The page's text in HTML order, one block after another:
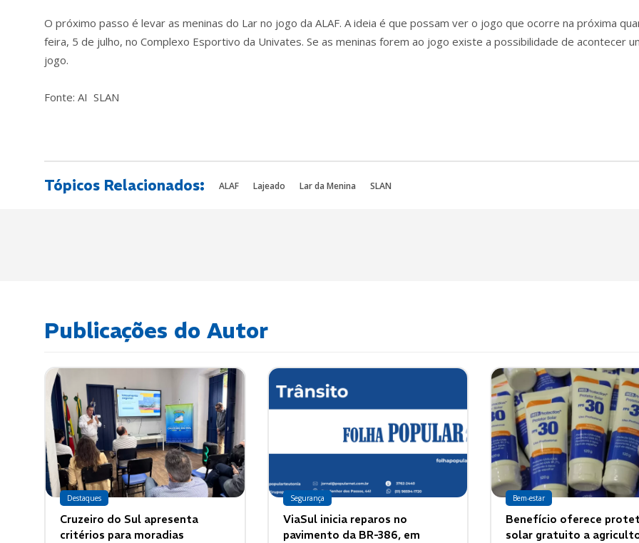
O próximo passo é levar as meninas do Lar no jogo da ALAF. A ideia é que possam ver o jogo que ocorre na próxima
feira, 5 de julho, no Complexo Esportivo da Univates. Se as meninas forem ao jogo existe a possibilidade de acontecer
jogo.
Fonte: AI SLAN
Tópicos Relacionados: ALAF Lajeado Lar da Menina SLAN
Publicações do Autor
Destaques
Cruzeiro do Sul apresenta
critérios para moradias
Segurança
ViaSul inicia reparos no
pavimento da BR-386, em
Bem-estar
Benefício oferece
solar gratuito a